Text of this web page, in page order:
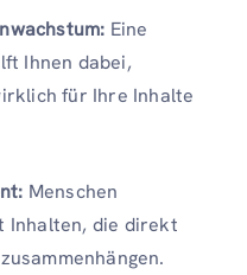
Eine
Ihnen dabei,
für Ihre Inhalte
Menschen
Inhalten, die direkt